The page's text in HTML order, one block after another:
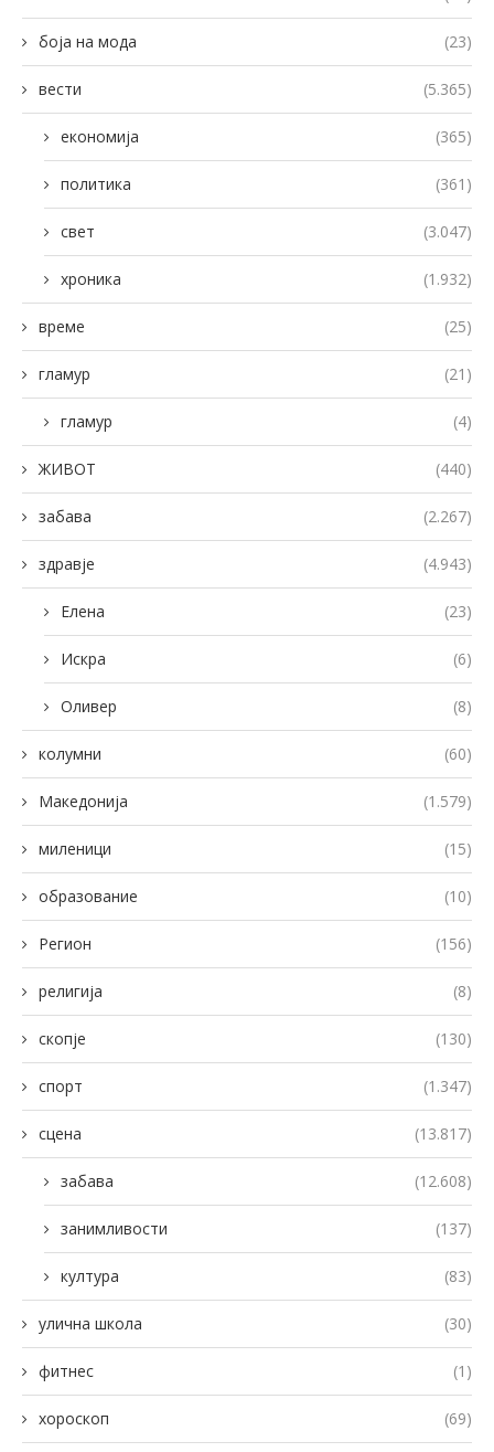
боја на мода (23)
вести (5.365)
економија (365)
политика (361)
свет (3.047)
хроника (1.932)
време (25)
гламур (21)
гламур (4)
ЖИВОТ (440)
забава (2.267)
здравје (4.943)
Елена (23)
Искра (6)
Оливер (8)
колумни (60)
Македонија (1.579)
миленици (15)
образование (10)
Регион (156)
религија (8)
скопје (130)
спорт (1.347)
сцена (13.817)
забава (12.608)
занимливости (137)
култура (83)
улична школа (30)
фитнес (1)
хороскоп (69)